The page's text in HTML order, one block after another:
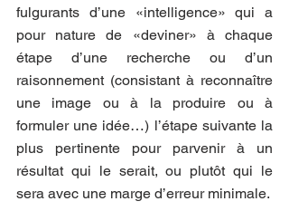
fulgurants d’une «intelligence» qui a
pour nature de «deviner» à chaque
étape d’une recherche ou d’un
raisonnement (consistant à reconnaître
une image ou à la produire ou à
formuler une idée…) l’étape suivante la
plus pertinente pour parvenir à un
résultat qui le serait, ou plutôt qui le
sera avec une marge d’erreur minimale.